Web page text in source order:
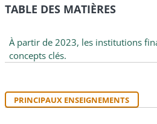
TABLE DES MATIÈRES
À partir de 2023, les institutions
concepts clés.
PRINCIPAUX ENSEIGNEMENTS